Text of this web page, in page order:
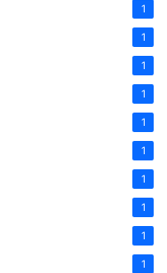
1
1
1
1
1
1
1
1
1
1